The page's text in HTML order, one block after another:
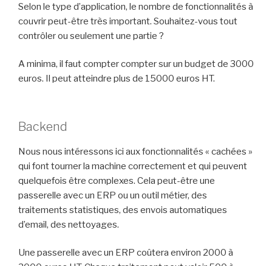
Selon le type d’application, le nombre de fonctionnalités à
couvrir peut-être très important. Souhaitez-vous tout
contrôler ou seulement une partie ?
A minima, il faut compter compter sur un budget de 3000
euros. Il peut atteindre plus de 15000 euros HT.
Backend
Nous nous intéressons ici aux fonctionnalités « cachées »
qui font tourner la machine correctement et qui peuvent
quelquefois être complexes. Cela peut-être une
passerelle avec un ERP ou un outil métier, des
traitements statistiques, des envois automatiques
d’email, des nettoyages.
Une passerelle avec un ERP coûtera environ 2000 à